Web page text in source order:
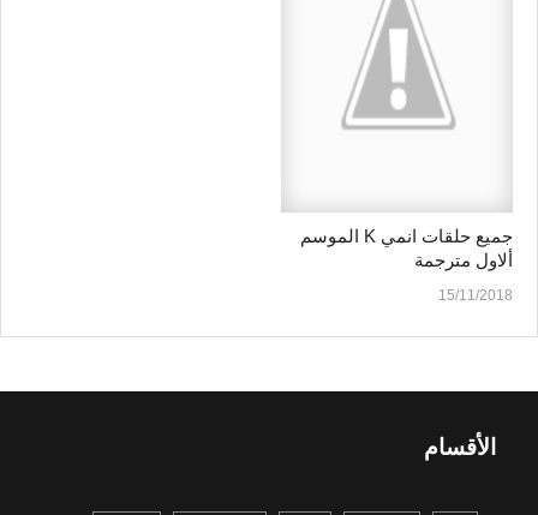
جميع حلقات انمي K الموسم
ألاول مترجمة
15/11/2018
الأقسام